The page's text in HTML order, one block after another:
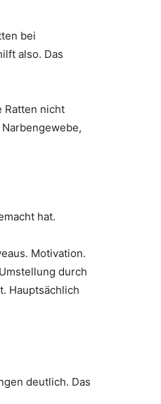
bei
also. Das
Ratten nicht
hat.
Motivation.
durch
Hauptsächlich
deutlich. Das